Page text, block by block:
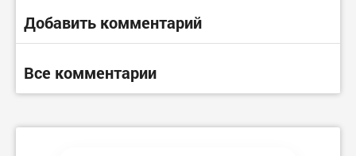
Добавить комментарий
Все комментарии